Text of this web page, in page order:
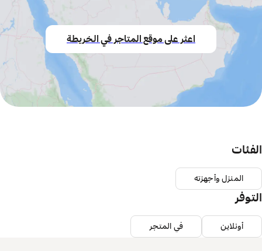
اعثر على موقع المتاجر في الخريطة
الفئات
المنزل وأجهزته
التوفر
أونلاين في المتجر